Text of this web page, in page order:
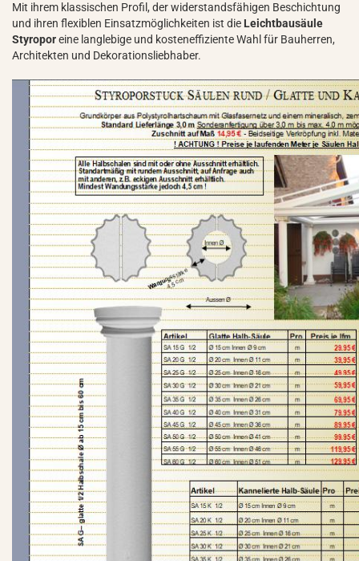
Mit ihrem klassischen Profil, der widerstandsfähigen Beschichtung
und ihren flexiblen Einsatzmöglichkeiten ist die Leichtbausäule
Styroporeine langlebige und kosteneffiziente Wahl für Bauherren,
Architekten und Dekorationsliebhaber.